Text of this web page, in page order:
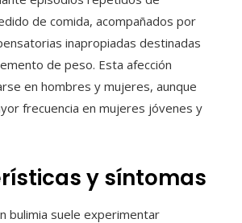
de comida, acompañados por
inapropiadas destinadas
de peso. Esta afección
en hombres y mujeres, aunque
frecuencia en mujeres jóvenes y
y síntomas
bulimia suele experimentar